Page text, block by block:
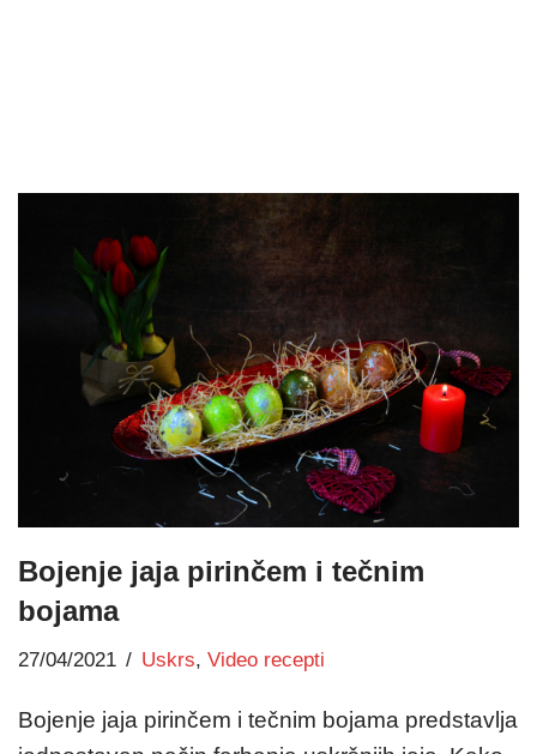
Bojenje jaja pirinčem i tečnim
bojama
27/04/2021 Uskrs, Video recepti
Bojenje jaja pirinčem i tečnim bojama predstavlja